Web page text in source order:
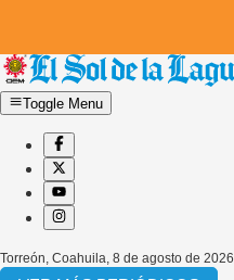
Toggle Menu
Torreón, Coahuila 8 de agosto de 2026